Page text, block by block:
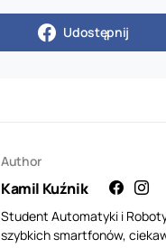
Udostępnij
Author
Kamil Kuźnik
Student Automatyki i
szybkich smartfonów,